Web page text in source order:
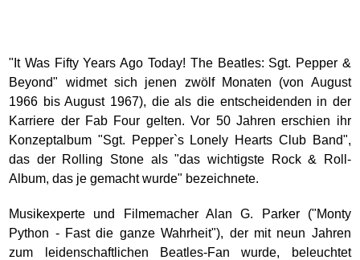
"It Was Fifty Years Ago Today! The Beatles: Sgt. Pepper &
Beyond" widmet sich jenen zwölf Monaten (von August
1966 bis August 1967), die als die entscheidenden in der
Karriere der Fab Four gelten. Vor 50 Jahren erschien ihr
Konzeptalbum "Sgt. Pepper`s Lonely Hearts Club Band",
das der Rolling Stone als "das wichtigste Rock & Roll-
Album, das je gemacht wurde" bezeichnete.
Musikexperte und Filmemacher Alan G. Parker ("Monty
Python - Fast die ganze Wahrheit"), der mit neun Jahren
zum leidenschaftlichen Beatles-Fan wurde, beleuchtet